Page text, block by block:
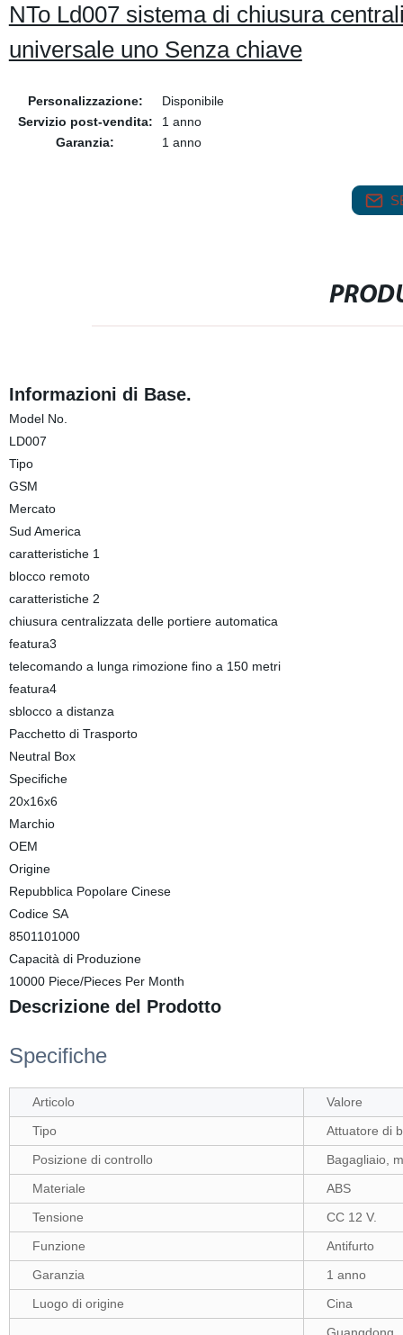
NTo Ld007 sistema di chiusura
universale uno Senza chiave
Personalizzazione:
Disponibile
Servizio post-vendita:
1 anno
Garanzia:
1 anno
Informazioni di Base.
Model No.
LD007
Tipo
GSM
Mercato
Sud America
caratteristiche 1
blocco remoto
caratteristiche 2
chiusura centralizzata delle portiere automatica
featura3
telecomando a lunga rimozione fino a 150 metri
featura4
sblocco a distanza
Pacchetto di Trasporto
Neutral Box
Specifiche
20x16x6
Marchio
OEM
Origine
Repubblica Popolare Cinese
Codice SA
8501101000
Capacità di Produzione
10000 Piece/Pieces Per Month
Descrizione del Prodotto
Specifiche
Articolo
Valore
Tipo
Attuatore di
Posizione di controllo
Bagagliaio,
Materiale
ABS
Tensione
CC 12 V.
Funzione
Antifurto
Garanzia
1 anno
Luogo di origine
Cina